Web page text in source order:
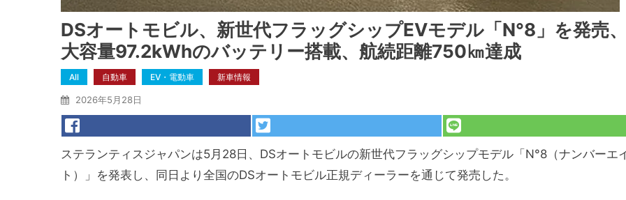
DSオートモビル、新世代フラッグシップEVモデル「N°8」を発売
大容量97.2kWhのバッテリー搭載、航続距離750㎞達成
All 自動車 EV・電動車 新車情報
2026年5月28日
ステランティスジャパンは5月28日、DSオートモビルの新世代フラッグシップモデル「N°8（ナンバーエ
ト）」を発表し、同日より全国のDSオートモビル正規ディーラーを通じて発売した。